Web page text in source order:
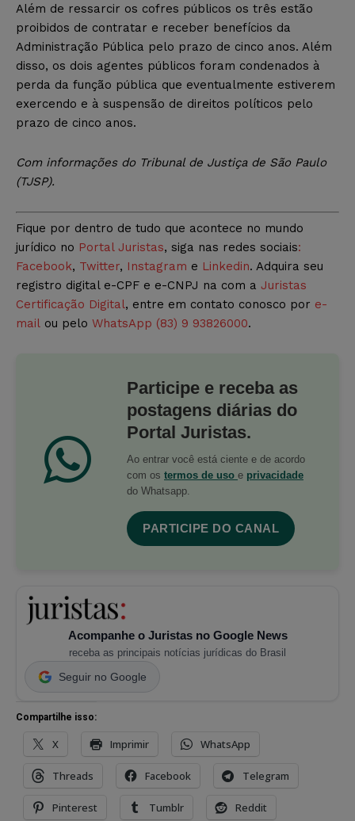
Além de ressarcir os cofres públicos os três estão
proibidos de contratar e receber benefícios da
Administração Pública pelo prazo de cinco anos. Além
disso, os dois agentes públicos foram condenados à
perda da função pública que eventualmente estiverem
exercendo e à suspensão de direitos políticos pelo
prazo de cinco anos.
Com informações do Tribunal de Justiça de São Paulo
(TJSP).
Fique por dentro de tudo que acontece no mundo
jurídico no Portal Juristas, siga nas redes sociais:
Facebook, Twitter, Instagram e Linkedin. Adquira seu
registro digital e-CPF e e-CNPJ na com a Juristas
Certificação Digital, entre em contato conosco por e-
mail ou pelo WhatsApp (83) 9 93826000.
Participe e receba as
postagens diárias do
Portal Juristas.
Ao entrar você está ciente e de acordo
com os termos de uso e privacidade
do Whatsapp.
PARTICIPE DO CANAL
Acompanhe o Juristas no Google News
receba as principais notícias jurídicas do Brasil
Seguir no Google
Compartilhe isso:
X Imprimir WhatsApp
Threads Facebook Telegram
Pinterest Tumblr Reddit